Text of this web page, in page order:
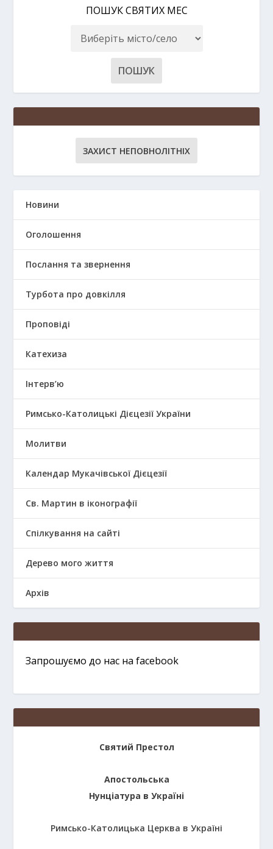
ПОШУК СВЯТИХ МЕС
ЗАХИСТ НЕПОВНОЛІТНІХ
Новини
Оголошення
Послання та звернення
Турбота про довкілля
Проповіді
Катехиза
Інтерв’ю
Римсько-Католицькі Дієцезії України
Молитви
Календар Мукачівської Дієцезії
Св. Мартин в іконографії
Спілкування на сайті
Дерево мого життя
Архів
Запрошуємо до нас на facebook
Святий Престол
Апостольська
Нунціатура в Україні
Римсько-Католицька Церква в Україні